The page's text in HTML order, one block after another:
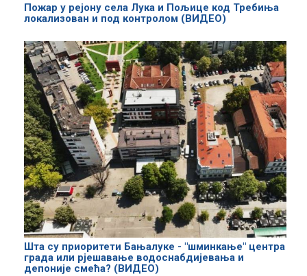
Пожар у рејону села Лука и Пољице код Требиња
локализован и под контролом (ВИДЕО)
Шта су приоритети Бањалуке - "шминкање" центра
града или рјешавање водоснабдијевања и
депоније смећа? (ВИДЕО)